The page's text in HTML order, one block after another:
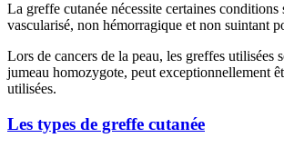
La greffe cutanée nécessite certaines
vascularisé, non hémorragique et non suintant
Lors de cancers de la peau, les greffes
jumeau homozygote, peut exceptionnellement
utilisées.
Les types de greffe cutanée